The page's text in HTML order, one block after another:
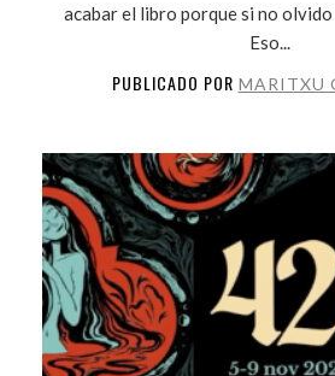
acabar el libro porque si no olvido
Eso...
PUBLICADO POR MARITXU